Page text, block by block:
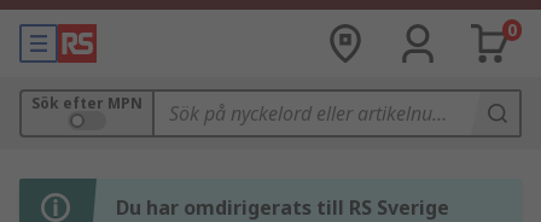
0
Sök efter MPN
Du har omdirigerats till RS Sverige